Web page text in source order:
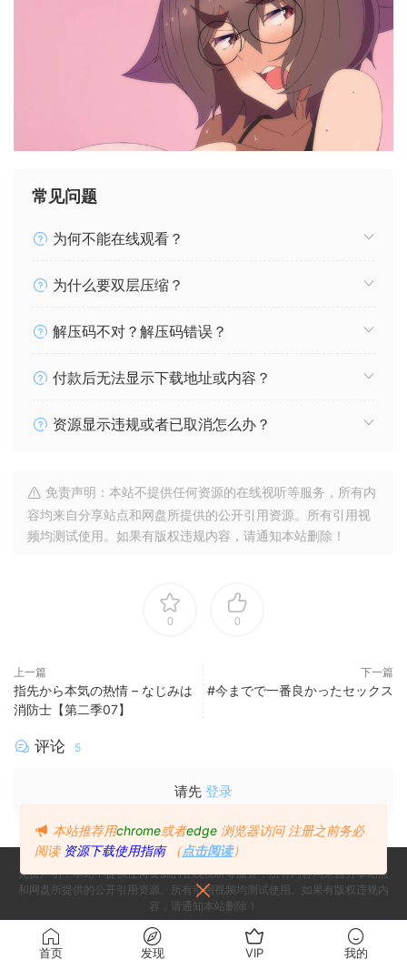
常见问题
为何不能在线观看？
为什么要双层压缩？
解压码不对？解压码错误？
付款后无法显示下载地址或内容？
资源显示违规或者已取消怎么办？
免责声明：本站不提供任何资源的在线视听等服务，所有内
容均来自分享站点和网盘所提供的公开引用资源。所有引用视
频均测试使用。如果有版权违规内容，请通知本站删除！
0 0
上一篇
指先から本気の热情 – なじみは
消防士【第二季07】
下一篇
#今までで一番良かったセックス
评论 5
请先 登录
免责声明：本站不提供任何资源的在线视听等服务，所有内容均来自分享站点
和网盘所提供的公开引用资源。所有引用视频均测试使用。如果有版权违规内
容，请通知本站删除！
Copyright © 2024 Since 2024, Build with ♥ 萌番 - All rights reserved
首页 发现 VIP 我的
本站推荐用chrome或者edge 浏览器访问 注册之前务必
阅读 资源下载使用指南 （点击阅读）